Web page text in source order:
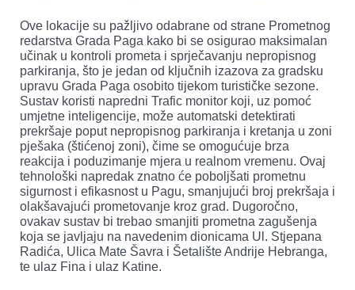
Ove lokacije su pažljivo odabrane od strane Prometnog
redarstva Grada Paga kako bi se osigurao maksimalan
učinak u kontroli prometa i sprječavanju nepropisnog
parkiranja, što je jedan od ključnih izazova za gradsku
upravu Grada Paga osobito tijekom turističke sezone.
Sustav koristi napredni Trafic monitor koji, uz pomoć
umjetne inteligencije, može automatski detektirati
prekršaje poput nepropisnog parkiranja i kretanja u zoni
pješaka (štićenoj zoni), čime se omogućuje brza
reakcija i poduzimanje mjera u realnom vremenu. Ovaj
tehnološki napredak znatno će poboljšati prometnu
sigurnost i efikasnost u Pagu, smanjujući broj prekršaja i
olakšavajući prometovanje kroz grad. Dugoročno,
ovakav sustav bi trebao smanjiti prometna zagušenja
koja se javljaju na navedenim dionicama Ul. Stjepana
Radića, Ulica Mate Šavra i Šetalište Andrije Hebranga,
te ulaz Fina i ulaz Katine.